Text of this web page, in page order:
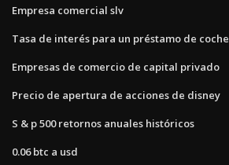
Empresa comercial slv
Tasa de interés para un préstamo de coche
Empresas de comercio de capital privado
Precio de apertura de acciones de disney
S & p 500 retornos anuales históricos
0.06 btc a usd